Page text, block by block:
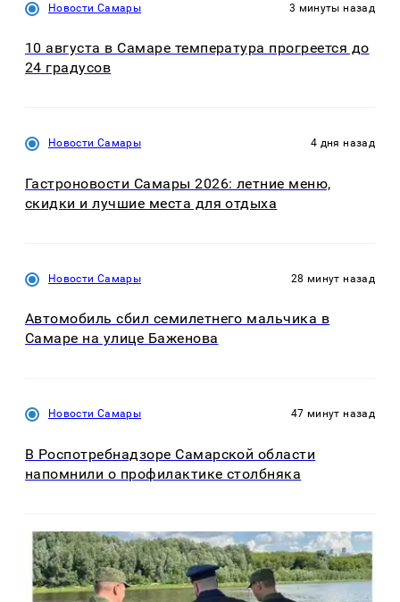
Новости Самары 3 минуты назад
10 августа в Самаре температура прогреется до
24 градусов
Новости Самары 4 дня назад
Гастроновости Самары 2026: летние меню,
скидки и лучшие места для отдыха
Новости Самары 28 минут назад
Автомобиль сбил семилетнего мальчика в
Самаре на улице Баженова
Новости Самары 47 минут назад
В Роспотребнадзоре Самарской области
напомнили о профилактике столбняка